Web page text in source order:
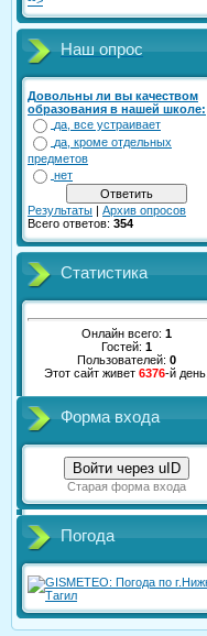
Наш опрос
Довольны ли вы качеством
образования в нашей школе:
да, все устраивает
да, кроме отдельных
предметов
нет
Результаты | Архив опросов
Всего ответов: 354
Статистика
Онлайн всего: 1
Гостей: 1
Пользователей: 0
Этот сайт живет 6376-й день.
Форма входа
Войти через uID
Старая форма входа
Погода